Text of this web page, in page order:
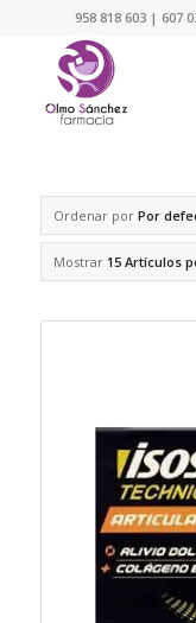
958 818 603 | 607
Ordenar por Por
Mostrar 15 Artículos